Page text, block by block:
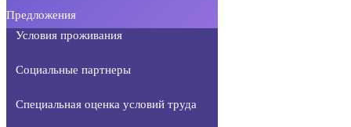
Предложения
Условия проживания
Социальные партнеры
Специальная оценка условий труда